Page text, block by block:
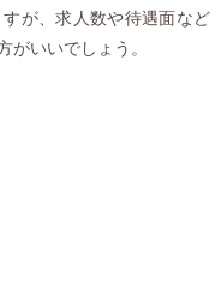
が、求人数や待遇面など
がいいでしょう。